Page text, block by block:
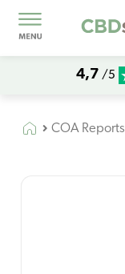
4,7 /5
COA Reports